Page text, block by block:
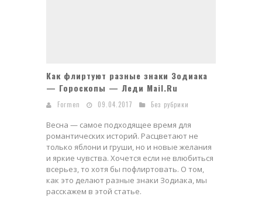
Как флиртуют разные знаки Зодиака
— Гороскопы — Леди Mail.Ru
Formen 09.04.2017 Без рубрики
Весна — самое подходящее время для
романтических историй. Расцветают не
только яблони и груши, но и новые желания
и яркие чувства. Хочется если не влюбиться
всерьез, то хотя бы пофлиртовать. О том,
как это делают разные знаки Зодиака, мы
расскажем в этой статье.